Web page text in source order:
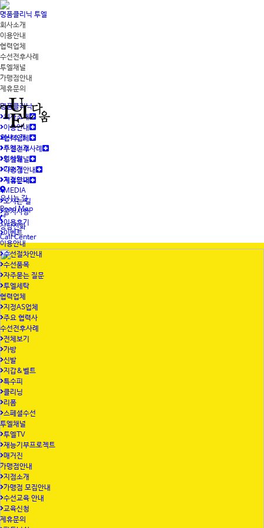
명품클리닉 투엘
회사소개
이용안내
협력업체
수선전후사례
투엘채널
가맹점안내
제휴문의
회사소개
투엘소개
인사말
CI소개
지점안내
MEDIA
오시는 길
공지사항
이용후기
이벤트
이용안내
수선절차안내
수선품목
자주묻는 질문
투엘세탁
협력업체
지정AS업체
주요 협력사
수선전후사례
전체보기
가방
신발
지갑&벨트
특수피
클리닝
리폼
스페셜수선
투엘채널
투엘TV
재능기부프로젝트
매거진
가맹점안내
지점소개
가맹점 모집안내
수선교육 안내
교육신청
제휴문의
명품클리닉
회사소개
이용안내
협력업체
수선전후사례
투엘채널
가맹점안내
제휴문의
오시는 길
Road Map
상담전화
Call Center